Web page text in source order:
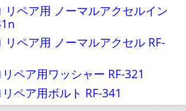
リペア用 ノーマルアクセルイン
リペア用 ノーマルアクセル RF-
ペア用ワッシャー RF-321
ペア用ボルト RF-341